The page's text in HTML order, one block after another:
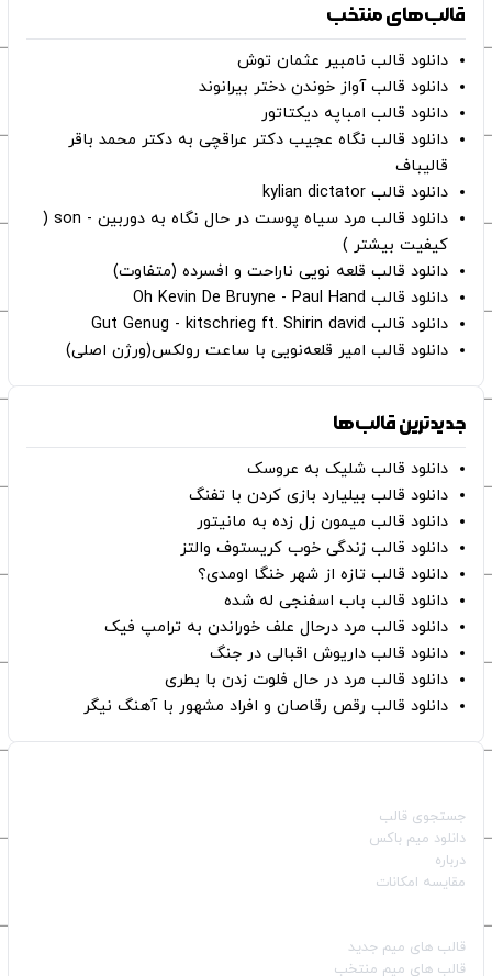
قالب‌های منتخب
دانلود قالب نامبیر عثمان ‌توش
دانلود قالب آواز خوندن دختر بیرانوند
دانلود قالب امباپه دیکتاتور
دانلود قالب نگاه عجیب دکتر عراقچی به دکتر محمد باقر
قالیباف
دانلود قالب kylian dictator
دانلود قالب مرد سیاه پوست در حال نگاه به دوربین - son (
کیفیت بیشتر )
دانلود قالب قلعه نویی ناراحت و افسرده (متفاوت)
دانلود قالب Oh Kevin De Bruyne - Paul Hand
دانلود قالب Gut Genug - kitschrieg ft. Shirin david
دانلود قالب امیر قلعه‌نویی با ساعت رولکس(ورژن اصلی)
جدیدترین قالب‌ها
دانلود قالب شلیک به عروسک
دانلود قالب بیلیارد بازی کردن با تفنگ
دانلود قالب میمون زل زده به مانیتور
دانلود قالب زندگی خوب کریستوف والتز
دانلود قالب تازه از شهر خنگا اومدی؟
دانلود قالب باب اسفنجی له شده
دانلود قالب مرد درحال علف خوراندن به ترامپ فیک
دانلود قالب داریوش اقبالی در جنگ
دانلود قالب مرد در حال فلوت زدن با بطری
دانلود قالب رقص رقاصان و افراد مشهور با آهنگ نیگر
جستجوی قالب
دانلود میم باکس
درباره
مقایسه امکانات
قالب‌ های میم جدید
قالب‌ های میم منتخب